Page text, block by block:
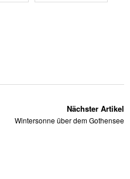
Nächster Artikel
Wintersonne über dem Gothensee